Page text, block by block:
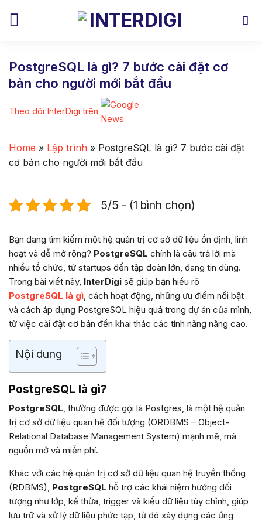
PostgreSQL là gì? 7 bước cài đặt cơ
bản cho người mới bắt đầu
Theo dõi InterDigi trên
Home » Lập trình » PostgreSQL là gì? 7 bước cài đặt
cơ bản cho người mới bắt đầu
5/5 - (1 bình chọn)
Bạn đang tìm kiếm một hệ quản trị cơ sở dữ liệu ổn định, linh
hoạt và dễ mở rộng? PostgreSQL chính là câu trả lời mà
nhiều tổ chức, từ startups đến tập đoàn lớn, đang tin dùng.
Trong bài viết này, InterDigi sẽ giúp bạn hiểu rõ
PostgreSQL là gì , cách hoạt động, những ưu điểm nổi bật
và cách áp dụng PostgreSQL hiệu quả trong dự án của mình,
từ việc cài đặt cơ bản đến khai thác các tính năng nâng cao.
Nội dung
PostgreSQL là gì?
PostgreSQL, thường được gọi là Postgres, là một hệ quản
trị cơ sở dữ liệu quan hệ đối tượng (ORDBMS – Object-
Relational Database Management System) mạnh mẽ, mã
nguồn mở và miễn phí.
Khác với các hệ quản trị cơ sở dữ liệu quan hệ truyền thống
(RDBMS), PostgreSQL hỗ trợ các khái niệm hướng đối
tượng như lớp, kế thừa, trigger và kiểu dữ liệu tùy chỉnh, giúp
lưu trữ và xử lý dữ liệu phức tạp, từ đó xây dựng các ứng